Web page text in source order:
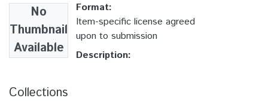
No
Thumbnail
Available
Format:
Item-specific license agreed
upon to submission
Description:
Collections